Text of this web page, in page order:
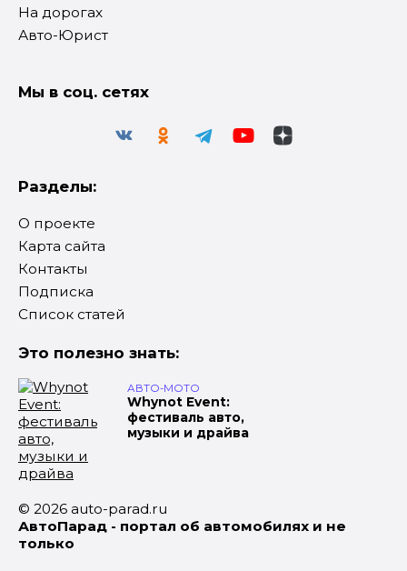
На дорогах
Авто-Юрист
Мы в соц. сетях
Разделы:
О проекте
Карта сайта
Контакты
Подписка
Список статей
Это полезно знать:
АВТО-МОТО
Whynot Event:
фестиваль авто,
музыки и драйва
© 2026 auto-parad.ru
АвтоПарад - портал об автомобилях и не
только